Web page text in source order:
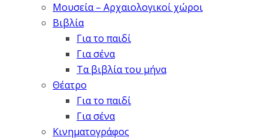
Μουσεία – Αρχαιολογικοί χώροι
Βιβλία
Για το παιδί
Για σένα
Τα βιβλία του μήνα
Θέατρο
Για το παιδί
Για σένα
Κινηματογράφος